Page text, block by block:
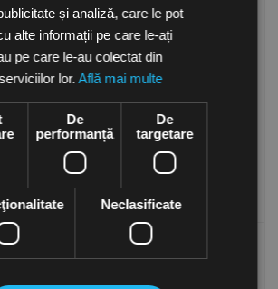
2 metri,
Perdea aer cu incalzire
electrica, lungime 1 metru,
in stoc
12,685.50Lei
(TVA inclusa)
și analiză, care le pot
alte informații pe care le-ați
pe care le-au colectat din
lor.Află mai multe
De
performanță
De
targetare
Neclasificate